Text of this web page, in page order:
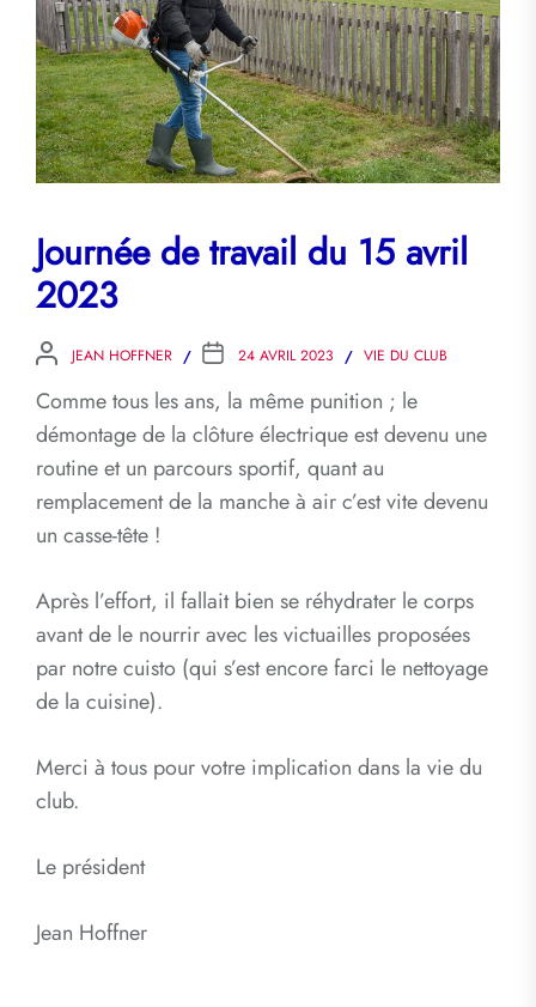
Journée de travail du 15 avril
2023
JEAN HOFFNER 24 AVRIL 2023 VIE DU CLUB
Comme tous les ans, la même punition ; le
démontage de la clôture électrique est devenu une
routine et un parcours sportif, quant au
remplacement de la manche à air c’est vite devenu
un casse-tête !
Après l’effort, il fallait bien se réhydrater le corps
avant de le nourrir avec les victuailles proposées
par notre cuisto (qui s’est encore farci le nettoyage
de la cuisine).
Merci à tous pour votre implication dans la vie du
club.
Le président
Jean Hoffner